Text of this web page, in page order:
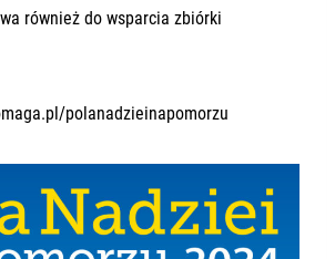
również do wsparcia zbiórki
polanadzieinapomorzu